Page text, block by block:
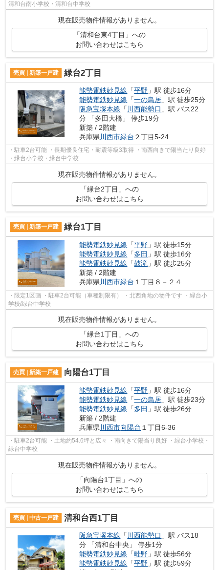
清和台南小学校・清和台中学校
現在販売物件情報がありません。
「清和台東4丁目」への
お問い合わせはこちら
売買 | 新築一戸建 緑台2丁目
能勢電鉄妙見線 「平野 」駅 徒歩16分
能勢電鉄妙見線 「一の鳥居 」駅 徒歩25分
阪急宝塚本線 「 川西能勢口 」駅 バス22
分 「多田大橋」 停歩19分
新築 / 2階建
兵庫県 川西市緑台 ２丁目5-24
・駐車2台可能 ・長期優良住宅・耐震等級3取得 ・南西向きで陽当たり良好
・緑台小学校・緑台中学校
現在販売物件情報がありません。
「緑台2丁目」への
お問い合わせはこちら
売買 | 新築一戸建 緑台1丁目
能勢電鉄妙見線 「平野 」駅 徒歩15分
能勢電鉄妙見線 「多田 」駅 徒歩16分
能勢電鉄妙見線 「鼓滝 」駅 徒歩25分
新築 / 2階建
兵庫県 川西市緑台 １丁目８－２４
・限定1区画 ・駐車2台可能（車種制限有） ・北西角地の物件です ・緑台小
学校/緑台中学校
現在販売物件情報がありません。
「緑台1丁目」への
お問い合わせはこちら
売買 | 新築一戸建 向陽台1丁目
能勢電鉄妙見線 「平野 」駅 徒歩16分
能勢電鉄妙見線 「一の鳥居 」駅 徒歩23分
能勢電鉄妙見線 「多田 」駅 徒歩26分
新築 / 2階建
兵庫県 川西市向陽台 １丁目6-36
・駐車2台可能 ・土地約54.6坪と広々 ・南向きで陽当り良好 ・緑台小学校・
緑台中学校
現在販売物件情報がありません。
「向陽台1丁目」への
お問い合わせはこちら
売買 | 中古一戸建 清和台西1丁目
阪急宝塚本線 「 川西能勢口 」駅 バス18
分 「清和台中央」 停歩1分
能勢電鉄妙見線 「畦野 」駅 徒歩56分
能勢電鉄妙見線 「平野 」駅 徒歩59分